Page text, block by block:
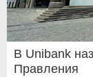
В Unibank
Правления